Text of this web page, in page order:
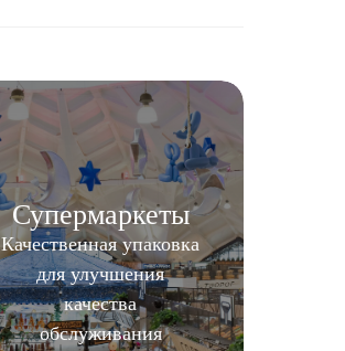
Супермаркеты
Качественная упаковка
для улучшения
качества
обслуживания